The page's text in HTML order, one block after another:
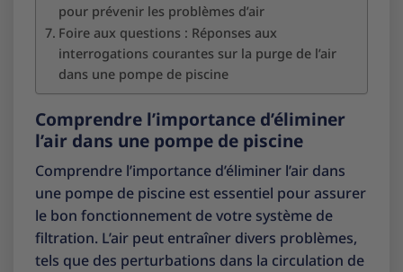
pour prévenir les problèmes d’air
Foire aux questions : Réponses aux
interrogations courantes sur la purge de l’air
dans une pompe de piscine
Comprendre l’importance d’éliminer
l’air dans une pompe de piscine
Comprendre l’importance d’éliminer l’air dans
une pompe de piscine est essentiel pour assurer
le bon fonctionnement de votre système de
filtration. L’air peut entraîner divers problèmes,
tels que des perturbations dans la circulation de